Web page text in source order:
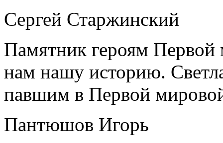
Сергей Старжинский
Памятник героям Первой
нам нашу историю.
павшим в Первой
Пантюшов Игорь